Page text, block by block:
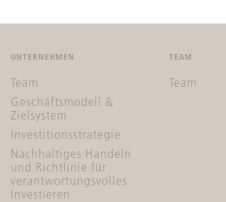
UNTERNEHMEN
Team
Geschäftsmodell &
Zielsystem
Investitionsstrategie
Nachhaltiges Handeln
und Richtlinie für
verantwortungsvolles
Investieren
TEAM
Team